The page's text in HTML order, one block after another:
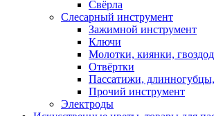
Свёрла
Слесарный инструмент
Зажимной инструмент
Ключи
Молотки, киянки,
Отвёртки
Пассатижи,
Прочий инструмент
Электроды